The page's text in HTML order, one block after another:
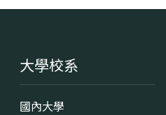
大學校系
國內大學